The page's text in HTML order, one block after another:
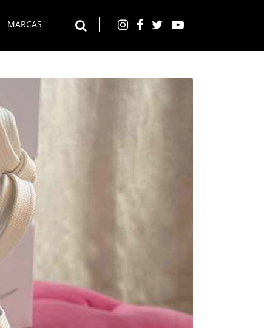
MARCAS